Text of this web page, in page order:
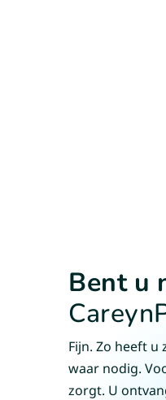
Bent u
Fijn. Zo heeft u
waar nodig.
zorgt. U